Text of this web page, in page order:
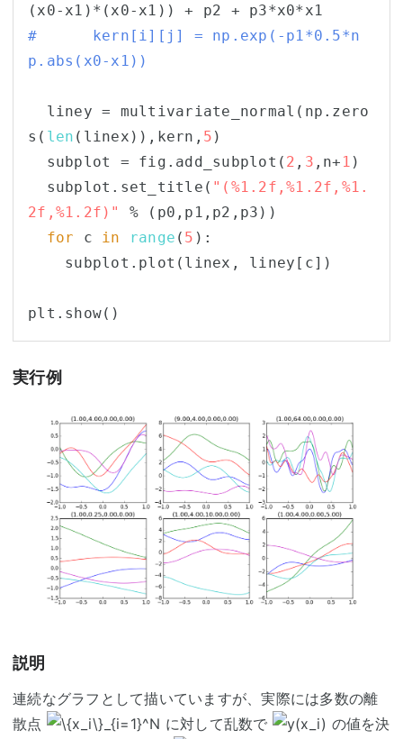
#      kern[i][j] = np.exp(-p1*0.5*n
p.abs(x0-x1))
s( len (linex)),kern, 5 )
  subplot = fig.add_subplot(
2 , 3 ,n+ 1 )
  subplot.set_title(
"(%1.2f,%1.2f,%1.
2f,%1.2f)"
% (p0,p1,p2,p3))
for c in range ( 5 ):
実行例
説明
連続なグラフとして描いていますが、実際には多数の離
散点
に対して乱数で
の値を決